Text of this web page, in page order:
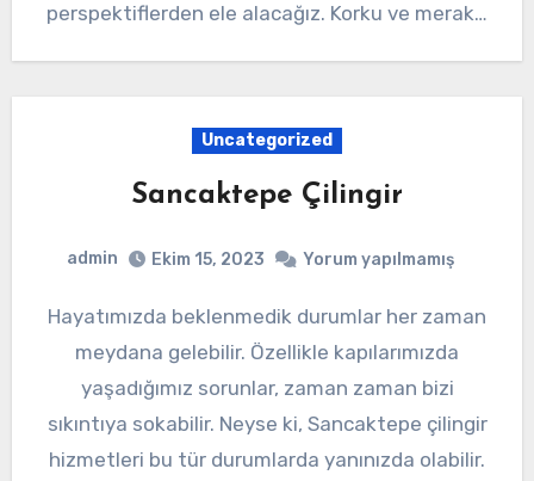
perspektiflerden ele alacağız. Korku ve merak…
Uncategorized
Sancaktepe Çilingir
admin Ekim 15, 2023 Yorum yapılmamış
Hayatımızda beklenmedik durumlar her zaman
meydana gelebilir. Özellikle kapılarımızda
yaşadığımız sorunlar, zaman zaman bizi
sıkıntıya sokabilir. Neyse ki, Sancaktepe çilingir
hizmetleri bu tür durumlarda yanınızda olabilir.